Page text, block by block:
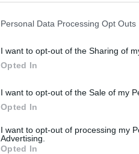
Personal Data Processing Opt Outs
I want to opt-out of the Sharing of
Opted In
I want to opt-out of the Sale of my
Opted In
I want to opt-out of processing my
Advertising.
Opted In